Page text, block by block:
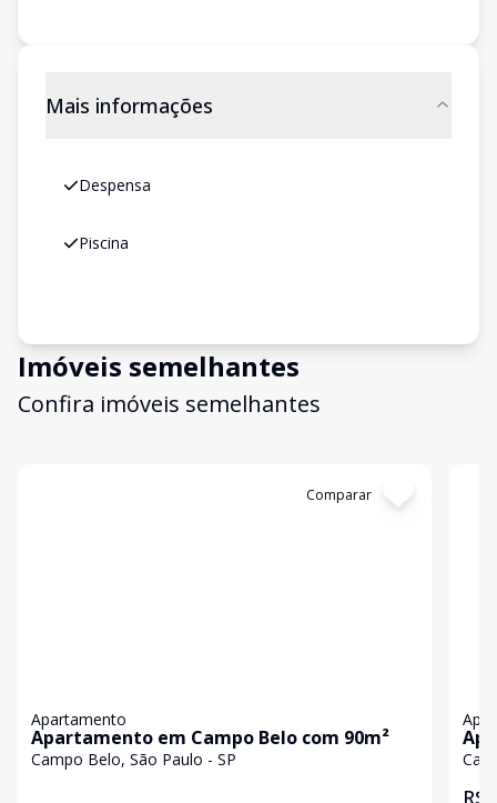
Mais informações
Despensa
Piscina
Imóveis semelhantes
Confira imóveis semelhantes
Comparar
Apartamento
Apartamento em Campo Belo com 90m²
Campo Belo, São Paulo - SP
R$